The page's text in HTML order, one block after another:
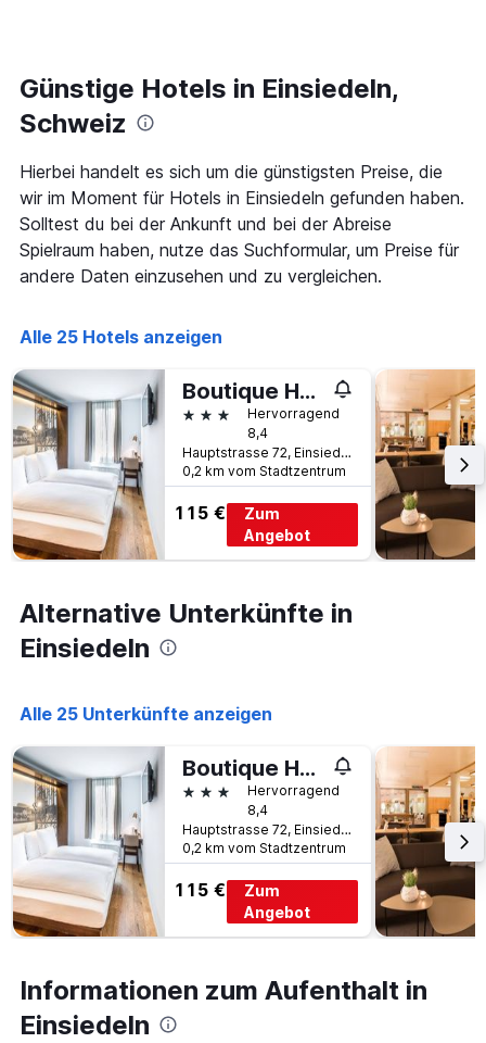
Zimmerpreis
anzeigt.
jeweiligen
Wochentag.
Das
Diagramm
1
X-
Achse,
die
die
Wochentage
Diagramm
hat
1
Y-
Achse,
die
den
durchschnittlichen
Zimmerpreis
anzeigt.
Günstige Hotels in Einsiedeln,
Schweiz
Hierbei handelt es sich um die günstigsten Preise, die
wir im Moment für Hotels in Einsiedeln gefunden haben.
Solltest du bei der Ankunft und bei der Abreise
Spielraum haben, nutze das Suchformular, um Preise für
andere Daten einzusehen und zu vergleichen.
Alle 25 Hotels anzeigen
Boutique Hotel St. Georg
3 SterneHervorragend
8,4
Hauptstrasse 72, Einsiedeln, Schwyz, Schweiz
0,2 km vom Stadtzentrum
115 €
Zum
Angebot
Alternative Unterkünfte in
Einsiedeln
Alle 25 Unterkünfte anzeigen
Boutique Hotel St. Georg
3 SterneHervorragend
8,4
Hauptstrasse 72, Einsiedeln, Schwyz, Schweiz
0,2 km vom Stadtzentrum
115 €
Zum
Angebot
Informationen zum Aufenthalt in
Einsiedeln